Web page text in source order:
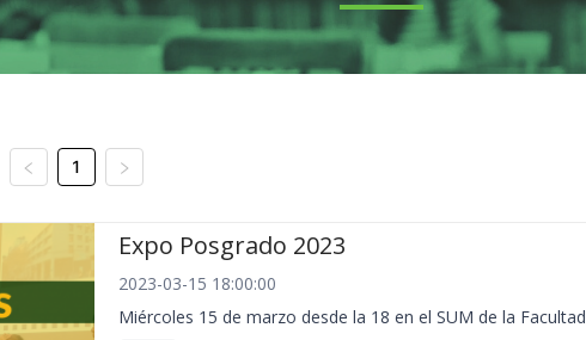
1
Expo Posgrado 2023
2023-03-15 18:00:00
Miércoles 15 de marzo desde la 18 en el SUM de la Facultad